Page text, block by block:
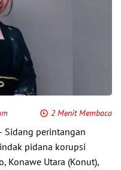
2 Menit Membaca
Sidang perintangan
pidana korupsi
Konawe Utara (Konut),